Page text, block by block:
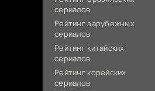
сериалов
Рейтинг зарубежных
сериалов
Рейтинг китайских
сериалов
Рейтинг корейских
сериалов